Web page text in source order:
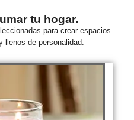
tu hogar.
para crear espacios
llenos de personalidad.